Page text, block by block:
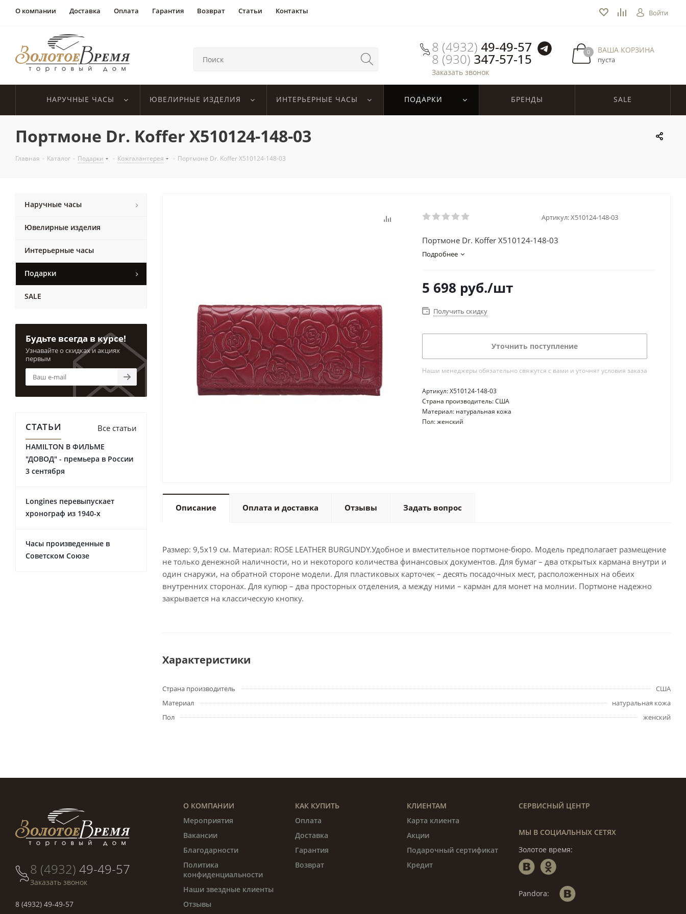
О компании Доставка Оплата Гарантия Возврат Статьи Контакты Войти
8 (4932) 49-49-57
8 (930) 347-57-15
Заказать звонок
ВАША КОРЗИНА
пуста
0
НАРУЧНЫЕ ЧАСЫ ЮВЕЛИРНЫЕ ИЗДЕЛИЯ ИНТЕРЬЕРНЫЕ ЧАСЫ ПОДАРКИ БРЕНДЫ SALE
Портмоне Dr. Koffer X510124-148-03
Главная - Каталог - Подарки - Кожгалантерея - Портмоне Dr. Koffer X510124-148-03
Артикул:X510124-148-03
Портмоне Dr. Koffer X510124-148-03
Подробнее
5 698 руб./шт
Получить скидку
Уточнить поступление
Наши менеджеры обязательно свяжутся с вами и уточнят условия заказа
Артикул: X510124-148-03
Страна производитель: США
Материал: натуральная кожа
Пол: женский
Описание Оплата и доставка Отзывы Задать вопрос
Размер: 9,5x19 см. Материал: ROSE LEATHER BURGUNDY.Удобное и вместительное портмоне-бюро. Модель предполагает размещение
не только денежной наличности, но и некоторого количества финансовых документов. Для бумаг – два открытых кармана внутри и
один снаружи, на обратной стороне модели. Для пластиковых карточек – десять посадочных мест, расположенных на обеих
внутренних сторонах. Для купюр – два просторных отделения, а между ними – карман для монет на молнии. Портмоне надежно
закрывается на классическую кнопку.
Характеристики
Страна производитель
США
Материал
натуральная кожа
Пол
женский
Наручные часы
Ювелирные изделия
Интерьерные часы
Подарки
SALE
Будьте всегда в курсе!
Узнавайте о скидках и акциях
первым
СТАТЬИ Все статьи
HAMILTON В ФИЛЬМЕ
"ДОВОД" - премьера в России
3 сентября
Longines перевыпускает
хронограф из 1940-х
Часы произведенные в
Советском Союзе
8 (4932) 49-49-57
Заказать звонок
8 (4932) 49-49-57
О КОМПАНИИ
Мероприятия
Вакансии
Благодарности
Политика
конфиденциальности
Наши звездные клиенты
Отзывы
КАК КУПИТЬ
Оплата
Доставка
Гарантия
Возврат
КЛИЕНТАМ
Карта клиента
Акции
Подарочный сертификат
Кредит
СЕРВИСНЫЙ ЦЕНТР
МЫ В СОЦИАЛЬНЫХ СЕТЯХ
Золотое время:
Pandora: